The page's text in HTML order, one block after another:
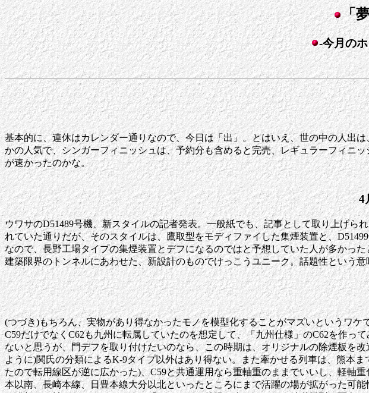
「
-今月の
基本的に、連休はカレンダー通りなので、今日は「出」。とはいえ、世の中の人出
かの人気で、シンガーフィニッシュは、予約分も含めると完売、レギュラーフィニ
が速かったのかな。
4
ウワサのD51489号機、新スタイルの記者発表。一般紙でも、記事として取り上げ
れていた通りだが、そのスタイルは、鷹取型をモディファイした集煙装置と、
なので、長野工場タイプの集煙装置とデフになるのではと予想していた人が多かっ
建築限界のトンネルにあわせた、新設計のものでけっこうユニーク。話題性という
(つづき)もちろん、実物があり得なかったモノを模型化することがマズいというワ
C59だけでなくC62も九州に転属していたのを想定して、「九州仕様」のC62を作
ないと思うが、門デフを取り付けたいのなら、この時期は、オリジナルの除煙板を
ように)関氏の分類によるK-9タイプ以外はあり得ない。また牽かせる列車は、熊本
たので転用線区が逆に広かった)、C59と共通運用なら重軸重のままでいいし、軽軸
本以南、長崎本線、日豊本線大分以北といったところにまで活躍の場が拡がった可